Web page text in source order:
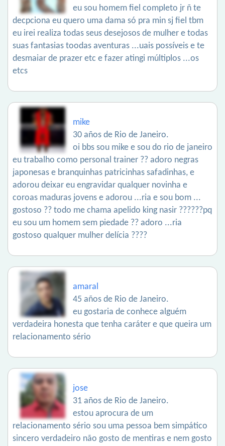
eu sou homem fiel completo jr ñ te
decpciona eu quero uma dama só pra min sj fiel tbm
eu irei realiza todas seus desejosos de mulher e todas
suas fantasias toodas aventuras ...uais possíveis e te
desmaiar de prazer etc e fazer atingi múltiplos ...os
etcs
mike
30 años de Rio de Janeiro.
oi bbs sou mike e sou do rio de janeiro
eu trabalho como personal trainer ?? adoro negras
japonesas e branquinhas patricinhas safadinhas, e
adorou deixar eu engravidar qualquer novinha e
coroas maduras jovens e adorou ...ria e sou bom ...
gostoso ?? todo me chama apelido king nasir ??????pq
eu sou um homem sem piedade ?? adoro ...ria
gostoso qualquer mulher delícia ????
amaral
45 años de Rio de Janeiro.
eu gostaria de conhece alguém
verdadeira honesta que tenha caráter e que queira um
relacionamento sério
jose
31 años de Rio de Janeiro.
estou aprocura de um
relacionamento sério sou uma pessoa bem simpático
sincero verdadeiro não gosto de mentiras e nem gosto